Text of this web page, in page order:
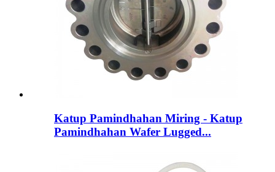
Katup Pamindhahan Miring - Katup
Pamindhahan Wafer Lugged...